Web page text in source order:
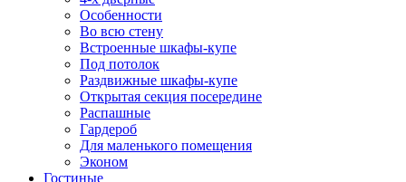
Особенности
Во всю стену
Встроенные шкафы-купе
Под потолок
Раздвижные шкафы-купе
Открытая секция посередине
Распашные
Гардероб
Для маленького помещения
Эконом
Гостиные